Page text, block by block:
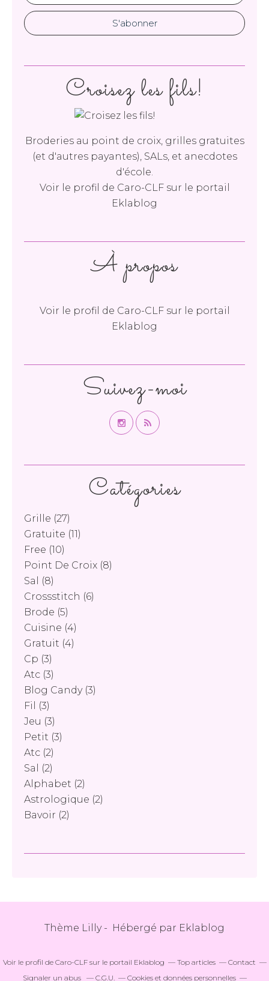
Catégories
Grille (27)
Gratuite (11)
Free (10)
Point De Croix (8)
Sal
(8)
Crossstitch (6)
Brode (5)
Cuisine (4)
Gratuit (4)
Cp (3)
Atc (3)
Blog Candy(3)
Fil
(3)
Jeu (3)
Petit (3)
Atc (2)
Sal
(2)
Alphabet (2)
Astrologique (2)
Bavoir (2)
Croisez les fils!
Broderies au point de croix, grilles gratuites
(et d'autres payantes), SALs, et anecdotes
d'école.
Voir le profil de Caro-CLFsur le portail
Eklablog
Suivez-moi
À propos
Voir le profil de Caro-CLFsur le portail
Eklablog
Thème Lilly - Hébergé par Eklablog
Voir le profil de Caro-CLFsur le portail Eklablog Top articles
Contact
Signaler un abus
C.G.U. Cookies et données personnelles